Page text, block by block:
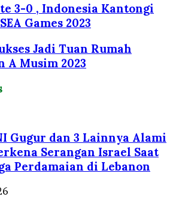
3-0 , Indonesia Kantongi
Games 2023
Jadi Tuan Rumah
A Musim 2023
Gugur dan 3 Lainnya Alami
Serangan Israel Saat
Perdamaian di Lebanon